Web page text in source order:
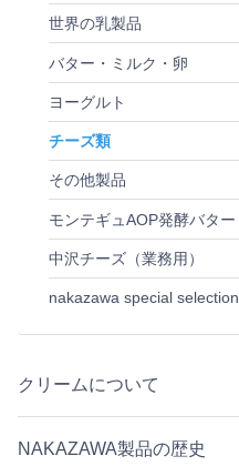
世界の乳製品
バター・ミルク・卵
ヨーグルト
チーズ類
その他製品
モンテギュAOP発酵バター
中沢チーズ（業務用）
nakazawa special selection
クリームについて
NAKAZAWA製品の歴史